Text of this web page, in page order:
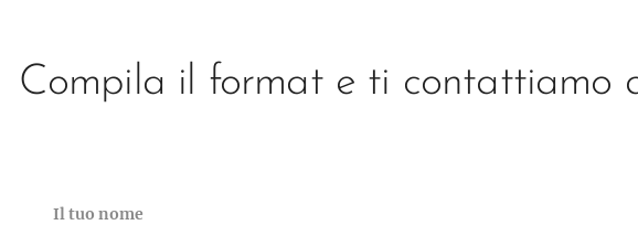
Compila il format e ti contattiamo
Il tuo nome